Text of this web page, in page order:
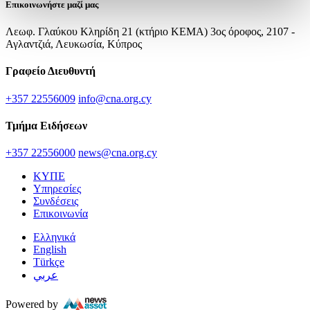
Επικοινωνήστε μαζί μας
Λεωφ. Γλαύκου Κληρίδη 21 (κτήριο ΚΕΜΑ) 3ος όροφος, 2107 -
Αγλαντζιά, Λευκωσία, Κύπρος
Γραφείο Διευθυντή
+357 22556009 info@cna.org.cy
Τμήμα Ειδήσεων
+357 22556000 news@cna.org.cy
ΚΥΠΕ
Υπηρεσίες
Συνδέσεις
Επικοινωνία
Ελληνικά
English
Türkçe
عربي
Powered by